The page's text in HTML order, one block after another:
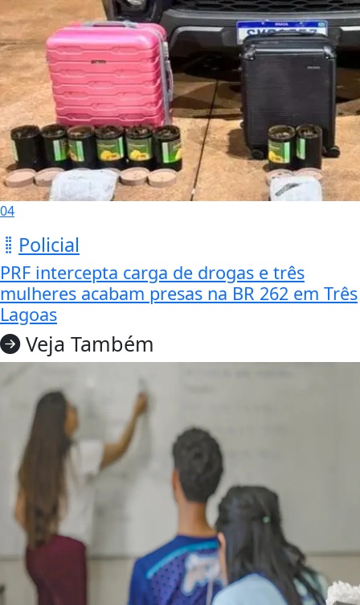
04
Policial
PRF intercepta carga de drogas e três
mulheres acabam presas na BR 262 em Três
Lagoas
Veja Também